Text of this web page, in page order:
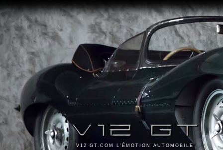
V12 GT.COM L'ÉMOTION AUTOMOBILE